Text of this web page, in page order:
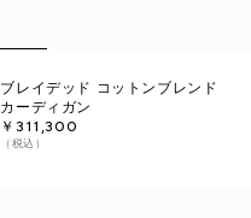
ブレイデッド コットンブレンド
カーディガン
￥311,300
（税込）